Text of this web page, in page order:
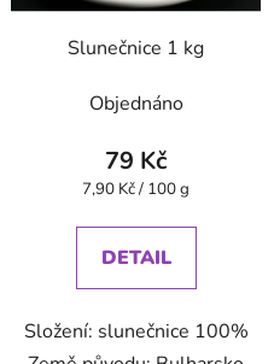
Slunečnice 1 kg
Objednáno
79 Kč
Měrná
7,90 Kč / 100 g
DETAIL
Složení: slunečnice 100%